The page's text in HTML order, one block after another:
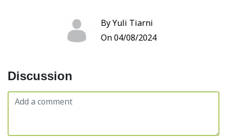
By Yuli Tiarni
On 04/08/2024
Discussion